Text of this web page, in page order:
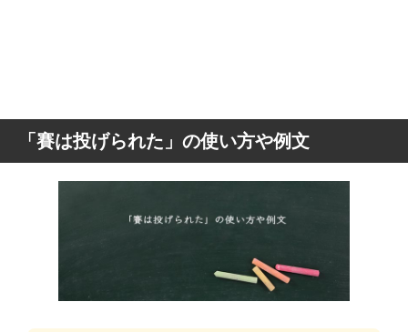
「賽は投げられた」の使い方や例文